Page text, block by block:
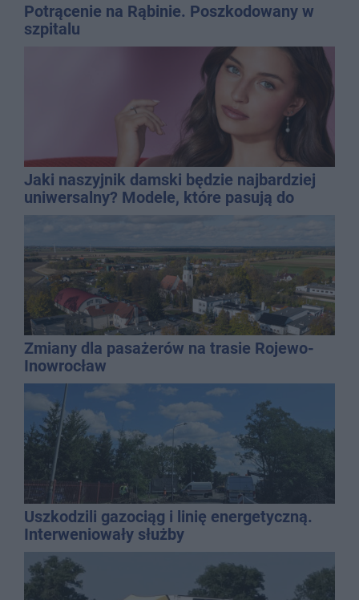
Potrącenie na Rąbinie. Poszkodowany w
szpitalu
Jaki naszyjnik damski będzie najbardziej
uniwersalny? Modele, które pasują do
wielu stylizacji
Zmiany dla pasażerów na trasie Rojewo-
Inowrocław
Uszkodzili gazociąg i linię energetyczną.
Interweniowały służby